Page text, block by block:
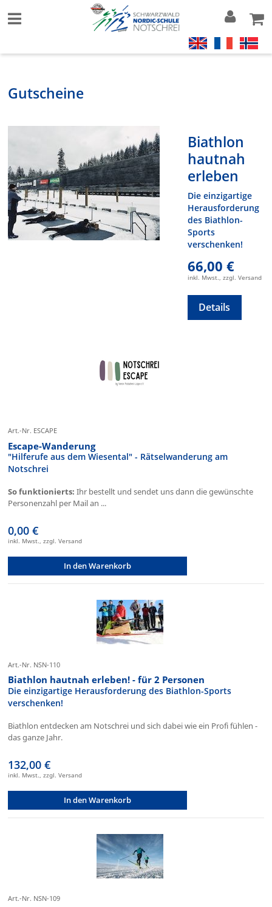
Gutscheine
Biathlon
hautnah
erleben
Die einzigartige
Herausforderung
des Biathlon-
Sports
verschenken!
66,00 €
inkl. Mwst., zzgl. Versand
Details
Art.-Nr. ESCAPE
Escape-Wanderung
"Hilferufe aus dem Wiesental" - Rätselwanderung am
Notschrei
So funktionierts: Ihr bestellt und sendet uns dann die gewünschte
Personenzahl per Mail an ...
0,00 €
inkl. Mwst., zzgl. Versand
In den Warenkorb
Art.-Nr. NSN-110
Biathlon hautnah erleben! - für 2 Personen
Die einzigartige Herausforderung des Biathlon-Sports
verschenken!
Biathlon entdecken am Notschrei und sich dabei wie ein Profi fühlen -
das ganze Jahr.
132,00 €
inkl. Mwst., zzgl. Versand
In den Warenkorb
Art.-Nr. NSN-109